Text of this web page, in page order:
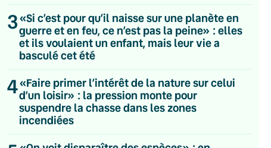
3«Si c’est pour qu’il naisse sur une planète en
guerre et en feu, ce n’est pas la peine» : elles
et ils voulaient un enfant, mais leur vie a
basculé cet été
4«Faire primer l’intérêt de la nature sur celui
d’un loisir» : la pression monte pour
suspendre la chasse dans les zones
incendiées
💌 Inscrivez-vous à nos newsletters